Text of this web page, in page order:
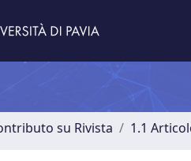
su Rivista 1.1